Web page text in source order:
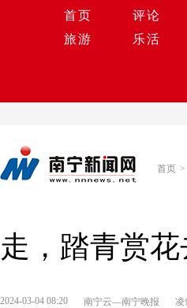
首页 评论
旅游
乐活
首页 >
走，踏青赏
2024-03-04 08:20 南宁云—南宁晚报 凌